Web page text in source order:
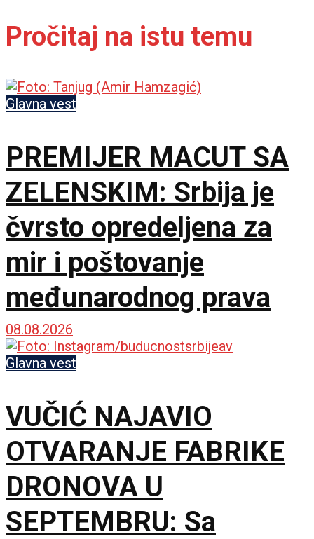
Pročitaj na istu temu
Glavna vest
PREMIJER MACUT SA
ZELENSKIM: Srbija je
čvrsto opredeljena za
mir i poštovanje
međunarodnog prava
08.08.2026
Glavna vest
VUČIĆ NAJAVIO
OTVARANJE FABRIKE
DRONOVA U
SEPTEMBRU: Sa